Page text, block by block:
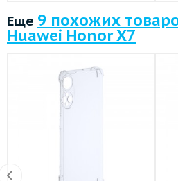
Еще 9 похожих
Huawei Honor X7